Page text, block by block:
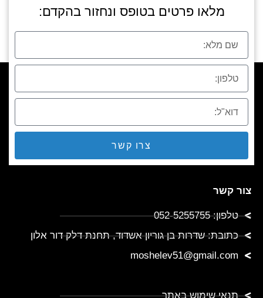
מלאו פרטים בטופס ונחזור בהקדם:
צרו קשר
צור קשר
טלפון: 052-5255755
כתובת: שדרות בן גוריון אשדוד, תחנת דלק דור אלון
moshelev51@gmail.com
תנאי שימוש באתר